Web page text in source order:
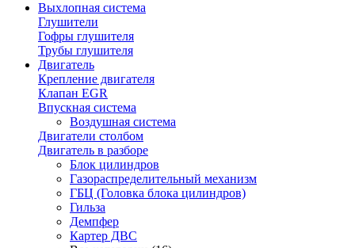
Выхлопная система
Глушители
Гофры глушителя
Трубы глушителя
Двигатель
Крепление двигателя
Клапан EGR
Впускная система
Воздушная система
Двигатели столбом
Двигатель в разборе
Блок цилиндров
Газораспределительный механизм
ГБЦ (Головка блока цилиндров)
Гильза
Демпфер
Картер ДВС